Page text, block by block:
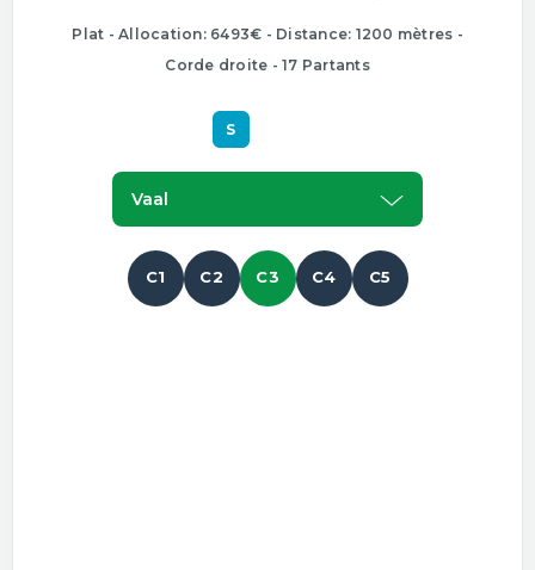
Plat - Allocation: 6493€ - Distance: 1200 mètres -
Corde droite - 17 Partants
S
Vaal
C1 C2 C3 C4 C5